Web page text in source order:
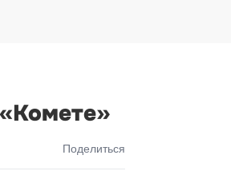
Поделиться